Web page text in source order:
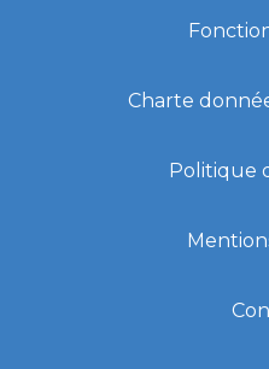
Charte
Politique